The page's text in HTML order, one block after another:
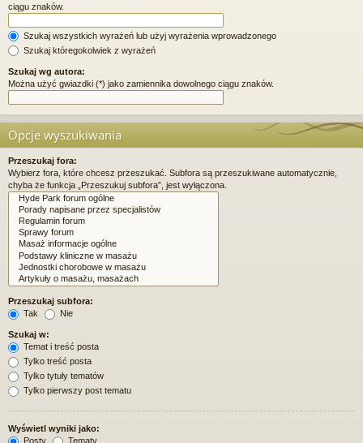
ciągu znaków.
Szukaj wszystkich wyrażeń lub użyj wyrażenia wprowadzonego
Szukaj któregokolwiek z wyrażeń
Szukaj wg autora:
Można użyć gwiazdki (*) jako zamiennika dowolnego ciągu znaków.
Opcje wyszukiwania
Przeszukaj fora:
Wybierz fora, które chcesz przeszukać. Subfora są przeszukiwane automatycznie,
chyba że funkcja „Przeszukuj subfora”, jest wyłączona.
Przeszukaj subfora:
Tak
Nie
Szukaj w:
Temat i treść posta
Tylko treść posta
Tylko tytuły tematów
Tylko pierwszy post tematu
Wyświetl wyniki jako:
Posty
Tematy